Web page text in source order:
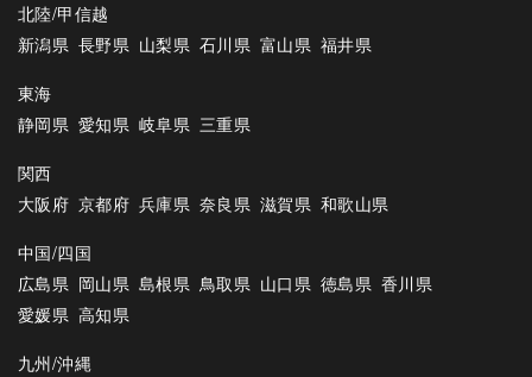
北陸/甲信越
新潟県 長野県 山梨県 石川県 富山県 福井県
東海
静岡県 愛知県 岐阜県 三重県
関西
大阪府 京都府 兵庫県 奈良県 滋賀県 和歌山県
中国/四国
広島県 岡山県 島根県 鳥取県 山口県 徳島県 香川県
愛媛県 高知県
九州/沖縄